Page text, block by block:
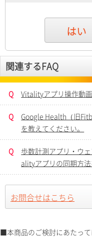
はい
関連するFAQ
Q Vitalityアプリ操作動
Q
Google Health（旧
を教えてください。
Q
歩数計測アプリ・ウ
alityアプリの同期方法
お問合せはこちら
■本商品のご検討にあたっ